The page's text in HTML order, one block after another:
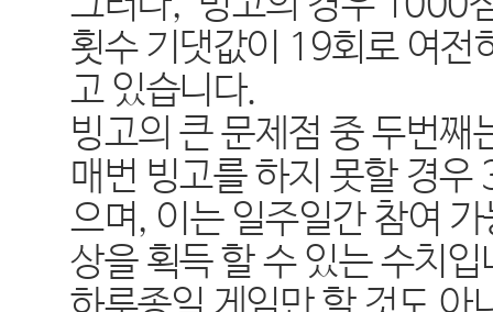
횟수 기댓값이 19회로 여전
고 있습니다.
빙고의 큰 문제점 중 두번째
매번 빙고를 하지 못할 경우
으며, 이는 일주일간 참여
상을 획득 할 수 있는 수치입